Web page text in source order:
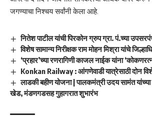
जगण्याचा निश्चय सर्वांनी केला आहे.
नितेश पाटील यांची पिरकोन ग्रुप ग्रा. पं.च्या
विशेष सामान्य निरीक्षक राम मोहन मिश्रा यांचे
‘प्रहार’च्या रणरागिणी काजल नाईक यांना
Konkan Railway : आंगणेवाडी यात्रेसाठी दोन
लाडकी बहीण योजना | पालकमंत्री उदय सामंत यांच्या
खेड, मंडणगडसह गुहागरात शुभारंभ